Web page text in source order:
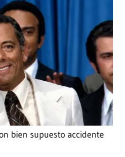
bien supuesto accidente